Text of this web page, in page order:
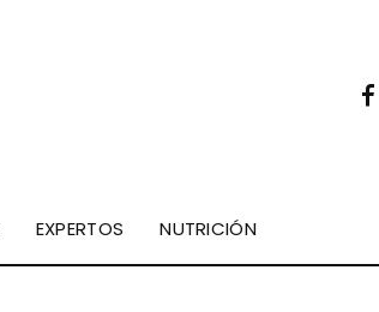
EXPERTOS NUTRICIÓN